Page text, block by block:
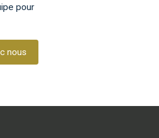
pour
nous